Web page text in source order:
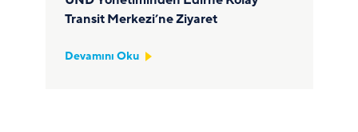
Transit Merkezi’ne Ziyaret
Devamını Oku